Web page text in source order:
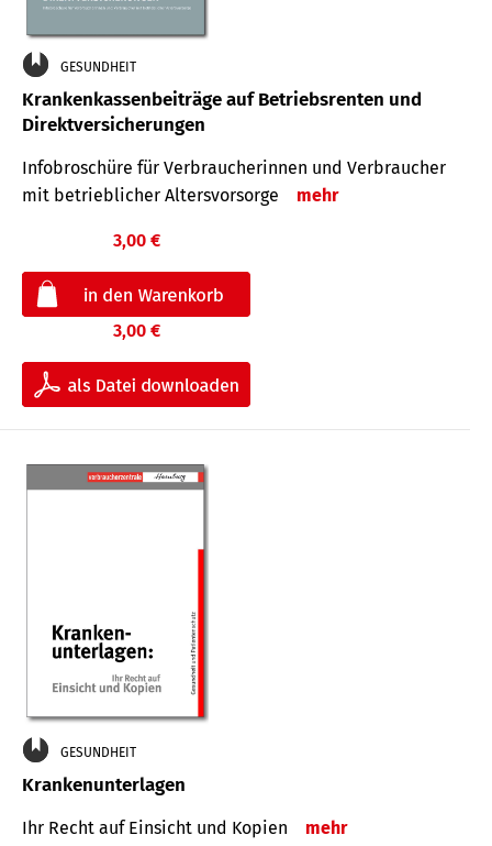
GESUNDHEIT
Krankenkassenbeiträge auf Betriebsrenten und
Direktversicherungen
Infobroschüre für Verbraucherinnen und Verbraucher
mit betrieblicher Altersvorsorge
mehr
3,00 €
3,00 €
GESUNDHEIT
Krankenunterlagen
Ihr Recht auf Einsicht und Kopien mehr